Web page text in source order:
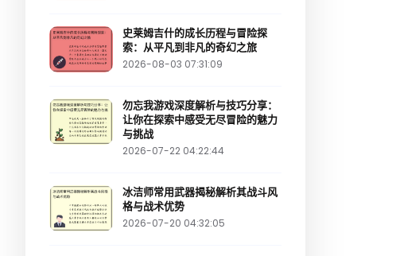
史莱姆吉什的成长历程与冒险探
索：从平凡到非凡的奇幻之旅
2026-08-03 07:31:09
勿忘我游戏深度解析与技巧分享：
让你在探索中感受无尽冒险的魅力
与挑战
2026-07-22 04:22:44
冰洁师常用武器揭秘解析其战斗风
格与战术优势
2026-07-20 04:32:05